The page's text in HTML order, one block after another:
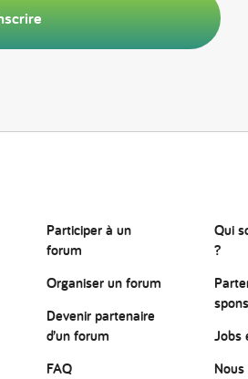
Participer à un
forum
Organiser un forum
Devenir partenaire
d’un forum
FAQ
Qui
?
Jobs